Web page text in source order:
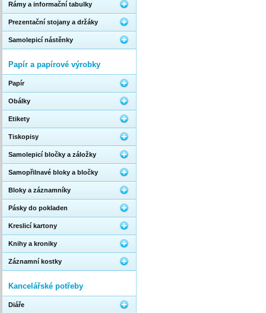
Rámy a informační tabulky
Prezentační stojany a držáky
Samolepicí nástěnky
Papír a papírové výrobky
Papír
Obálky
Etikety
Tiskopisy
Samolepicí bločky a záložky
Samopřilnavé bloky a bločky
Bloky a záznamníky
Pásky do pokladen
Kreslicí kartony
Knihy a kroniky
Záznamní kostky
Kancelářské potřeby
Diáře